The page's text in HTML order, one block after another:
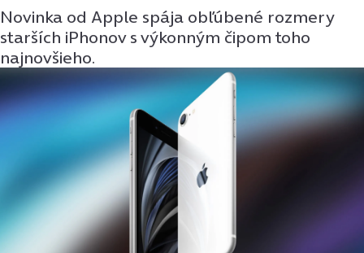
Novinka od Apple spája obľúbené rozmery
starších iPhonov s výkonným čipom toho
najnovšieho.